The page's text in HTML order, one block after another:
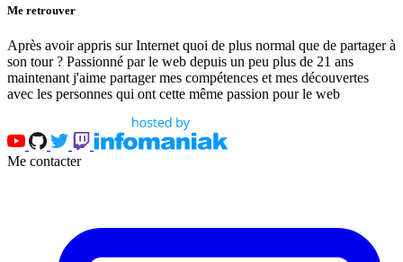
Me retrouver
Après avoir appris sur Internet quoi de plus normal que de partager à
son tour ? Passionné par le web depuis un peu plus de 21 ans
maintenant j'aime partager mes compétences et mes découvertes
avec les personnes qui ont cette même passion pour le web
Me contacter